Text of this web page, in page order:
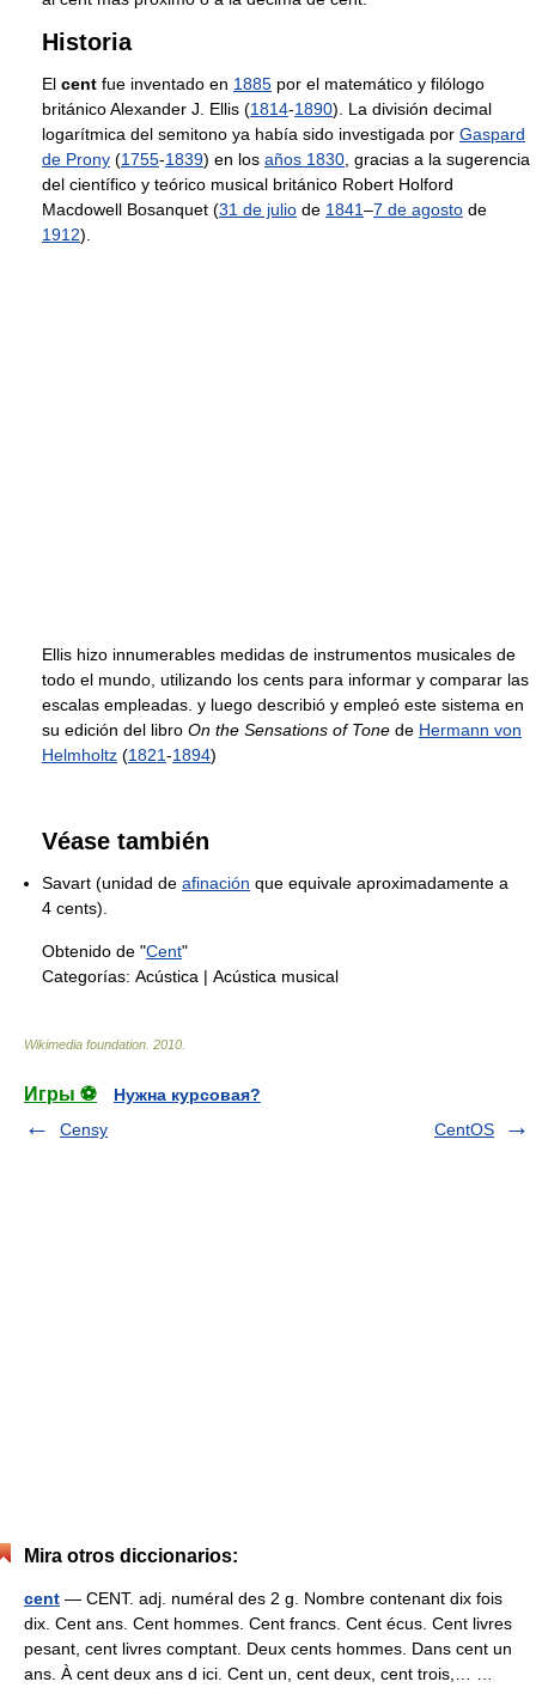
Historia
El cent fue inventado en 1885 por el matemático y filólogo
británico Alexander J. Ellis (1814-1890). La división decimal
logarítmica del semitono ya había sido investigada por Gaspard
de Prony (1755-1839) en los años 1830 , gracias a la sugerencia
del científico y teórico musical británico Robert Holford
Macdowell Bosanquet (31 de julio de 1841–7 de agosto de
1912).
Ellis hizo innumerables medidas de instrumentos musicales de
todo el mundo, utilizando los cents para informar y comparar las
escalas empleadas. y luego describió y empleó este sistema en
su edición del libro On the Sensations of Tone de Hermann von
Helmholtz (1821-1894)
Véase también
Savart (unidad de afinación que equivale aproximadamente a
4 cents).
Obtenido de "Cent"
Categorías: Acústica | Acústica musical
Wikimedia foundation 2010
Игры ⚽
Нужна курсовая?
Censy
CentOS
Mira otros diccionarios:
cent — CENT. adj. numéral des 2 g. Nombre contenant dix fois
dix. Cent ans. Cent hommes. Cent francs. Cent écus. Cent livres
pesant, cent livres comptant. Deux cents hommes. Dans cent un
ans. À cent deux ans d ici. Cent un, cent deux, cent trois,… …